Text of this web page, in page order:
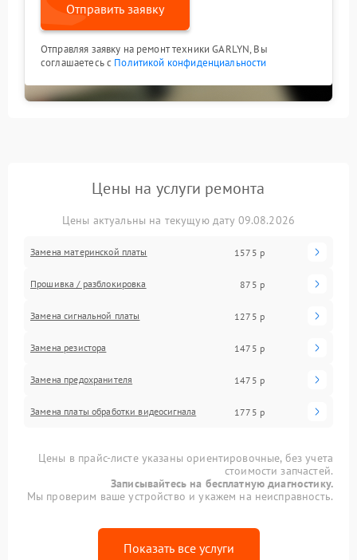
Отправить заявку
Отправляя заявку на ремонт техники GARLYN, Вы
соглашаетесь с Политикой конфиденциальности
Цены на услуги ремонта
Цены актуальны на текущую дату 09.08.2026
Замена материнской платы 1575 р
Прошивка / разблокировка 875 р
Замена сигнальной платы 1275 р
Замена резистора 1475 р
Замена предохранителя 1475 р
Замена платы обработки видеосигнала 1775 р
Цены в прайс-листе указаны ориентировочные, без учета
стоимости запчастей.
Записывайтесь на бесплатную диагностику.
Мы проверим ваше устройство и укажем на неисправность.
Показать все услуги